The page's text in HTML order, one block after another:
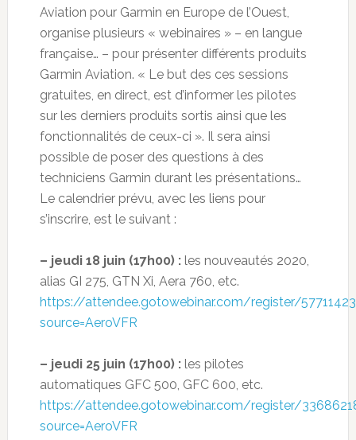
Aviation pour Garmin en Europe de l’Ouest,
organise plusieurs « webinaires » – en langue
française… – pour présenter différents produits
Garmin Aviation. « Le but des ces sessions
gratuites, en direct, est d’informer les pilotes
sur les derniers produits sortis ainsi que les
fonctionnalités de ceux-ci ». Il sera ainsi
possible de poser des questions à des
techniciens Garmin durant les présentations…
Le calendrier prévu, avec les liens pour
s’inscrire, est le suivant :
– jeudi 18 juin (17h00) :les nouveautés 2020,
alias GI 275, GTN Xi, Aera 760, etc.
https://attendee.gotowebinar.com/register/
source=AeroVFR
– jeudi 25 juin (17h00) :les pilotes
automatiques GFC 500, GFC 600, etc.
https://attendee.gotowebinar.com/register/
source=AeroVFR